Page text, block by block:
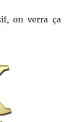
on verra ça